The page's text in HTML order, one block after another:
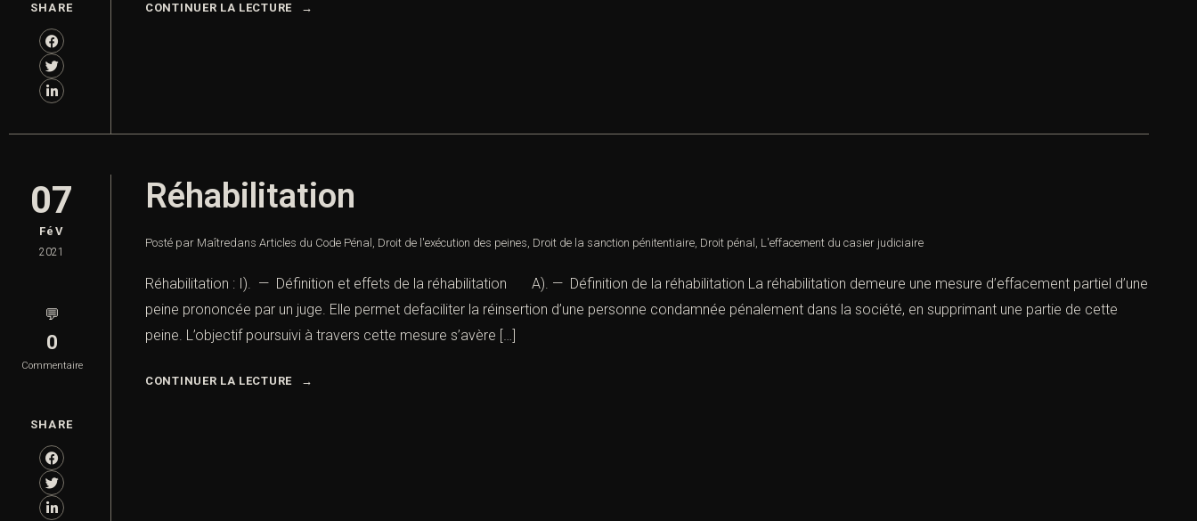
SHARE CONTINUER LA LECTURE
07
FéV
2021
💬
0
Commentaire
SHARE
Réhabilitation
Posté par Maîtredans Articles du Code Pénal , Droit de l'exécution des peines, Droit de la sanction pénitentiaire, Droit pénal , L'effacement du casier judiciaire
Réhabilitation : I). — Définition et effets de la réhabilitation A). — Définition de la réhabilitation La réhabilitation demeure une mesure d’effacement partiel d’une
peine prononcée par un juge. Elle permet defaciliter la réinsertion d’une personne condamnée pénalement dans la société, en supprimant une partie de cette
peine. L’objectif poursuivi à travers cette mesure s’avère […]
CONTINUER LA LECTURE